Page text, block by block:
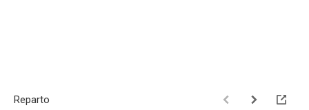
Reparto